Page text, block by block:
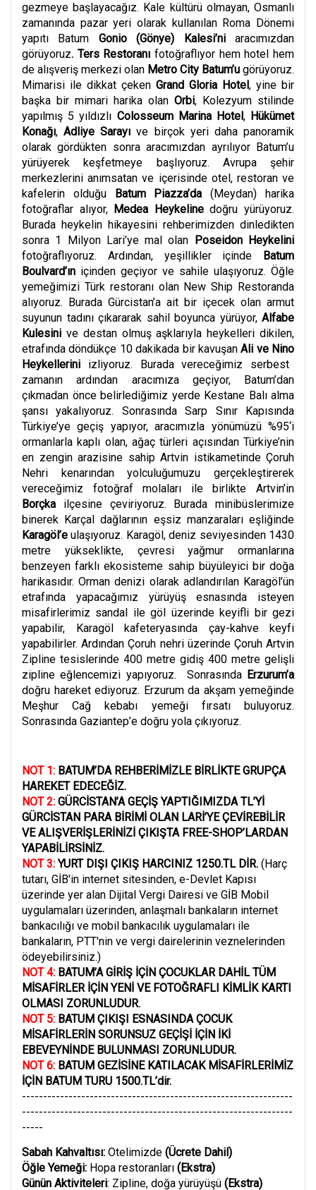
gezmeye başlayacağız. Kale kültürü olmayan, Osmanlı
zamanında pazar yeri olarak kullanılan Roma Dönemi
yapıtı Batum Gonio(Gönye) Kalesi’niaracımızdan
görüyoruz. Ters Restoranı fotoğraflıyor hem hotel hem
de alışveriş merkezi olan Metro City Batum’u görüyoruz.
Mimarisi ile dikkat çeken Grand Gloria Hotel , yine bir
başka bir mimari harika olan Orbi, Kolezyum stilinde
yapılmış 5 yıldızlı ColosseumMarina Hotel , Hükümet
Konağı,Adliye Sarayı ve birçok yeri daha panoramik
olarak gördükten sonra aracımızdan ayrılıyor Batum’u
yürüyerek keşfetmeye başlıyoruz. Avrupa şehir
merkezlerini anımsatan ve içerisinde otel, restoran ve
kafelerin olduğu
Batum Piazza’da (Meydan) harika
fotoğraflar alıyor, Medea Heykelinedoğru yürüyoruz.
Burada heykelin hikayesini rehberimizden dinledikten
sonra 1 Milyon Lari’ye mal olan
PoseidonHeykelini
fotoğraflıyoruz. Ardından, yeşillikler içinde
Batum
Boulvard’ın içinden geçiyor ve sahile ulaşıyoruz. Öğle
yemeğimizi Türk restoranı olan New Ship Restoranda
alıyoruz. Burada Gürcistan’a ait bir içecek olan armut
suyunun tadını çıkararak sahil boyunca yürüyor, Alfabe
Kulesini ve destan olmuş aşklarıyla heykelleri dikilen,
etrafında döndükçe 10 dakikada bir kavuşanAli ve Nino
Heykellerini izliyoruz. Burada vereceğimiz serbest
zamanın ardından aracımıza geçiyor, Batum’dan
çıkmadan önce belirlediğimiz yerde Kestane Balı alma
şansı yakalıyoruz. Sonrasında Sarp Sınır Kapısında
Türkiye’ye geçiş yapıyor, aracımızla yönümüzü %95‘i
ormanlarla kaplı olan, ağaç türleri açısından Türkiye’nin
en zengin arazisine sahip Artvin istikametinde Çoruh
Nehri kenarından yolculuğumuzu gerçekleştirerek
vereceğimiz fotoğraf molaları ile birlikte Artvin’in
Borçka ilçesine çeviriyoruz. Burada minibüslerimize
binerek Karçal dağlarının eşsiz manzaraları eşliğinde
Karagöl’e ulaşıyoruz. Karagöl, deniz seviyesinden 1430
metre yükseklikte, çevresi yağmur ormanlarına
benzeyen farklı ekosisteme sahip büyüleyici bir doğa
harikasıdır. Orman denizi olarak adlandırılan Karagöl’ün
etrafında yapacağımız yürüyüş esnasında isteyen
misafirlerimiz sandal ile göl üzerinde keyifli bir gezi
yapabilir, Karagöl kafeteryasında çay-kahve keyfi
yapabilirler. Ardından Çoruh nehri üzerinde Çoruh Artvin
Zipline tesislerinde 400 metre gidiş 400 metre gelişli
zipline eğlencemizi yapıyoruz. Sonrasında Erzurum’a
doğru hareket ediyoruz. Erzurum da akşam yemeğinde
Meşhur Cağ kebabı yemeği fırsatı buluyoruz.
Sonrasında Gaziantep’e doğru yola çıkıyoruz.
NOT 1: BATUM’DA REHBERİMİZLE BİRLİKTE GRUPÇA
HAREKET EDECEĞİZ.
NOT 2: GÜRCİSTAN’A GEÇİŞ YAPTIĞIMIZDA TL’Yİ
GÜRCİSTAN PARA BİRİMİ OLAN LARİ’YE ÇEVİREBİLİR
VE ALIŞVERİŞLERİNİZİ ÇIKIŞTA FREE-SHOP’LARDAN
YAPABİLİRSİNİZ.
NOT 3:YURT DIŞI ÇIKIŞ HARCINIZ 1250.TL DİR. (Harç
tutarı, GİB'in internet sitesinden, e-Devlet Kapısı
üzerinde yer alan Dijital Vergi Dairesi ve GİB Mobil
uygulamaları üzerinden, anlaşmalı bankaların internet
bankacılığı ve mobil bankacılık uygulamaları ile
bankaların, PTT'nin ve vergi dairelerinin veznelerinden
ödeyebilirsiniz.)
NOT 4: BATUM’A GİRİŞ İÇİN ÇOCUKLAR DAHİL TÜM
MİSAFİRLER İÇİN YENİ VE FOTOĞRAFLI KİMLİK KARTI
OLMASI ZORUNLUDUR.
NOT 5: BATUM ÇIKIŞI ESNASINDA ÇOCUK
MİSAFİRLERİN SORUNSUZ GEÇİŞİ İÇİN İKİ
EBEVEYNİNDE BULUNMASI ZORUNLUDUR.
NOT 6: BATUM GEZİSİNE KATILACAK MİSAFİRLERİMİZ
İÇİN BATUM TURU 1500.TL’dir.
----------------------------------------------------------------
----------------------------------------------------------------
-----
Sabah Kahvaltısı: Otelimizde (Ücrete Dahil)
Öğle Yemeği: Hopa restoranları (Ekstra)
Günün Aktiviteleri: Zipline, doğa yürüyüşü (Ekstra)